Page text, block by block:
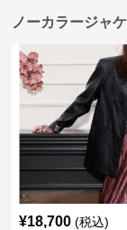
ノーカラージャ
¥18,700 (税込)